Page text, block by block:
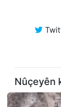
Nûçeyên